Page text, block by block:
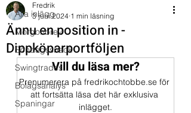
Alla inlägg
Morgonbrev
Söndagssnack
Swingtrades
Bolagsanalys
Spaningar
Ännu en position in -
Dippköparportföljen
Fredrik
3 juni 2024 1 min läsning
Vill du läsa mer?
Prenumerera på fredrikochtobbe.se för
att fortsätta läsa det här exklusiva
inlägget.